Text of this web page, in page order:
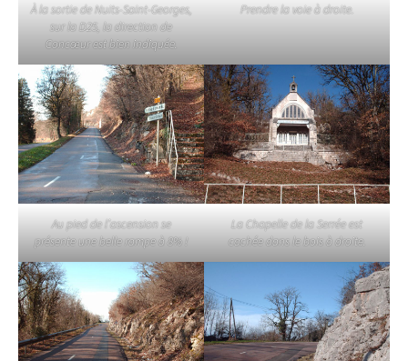
À la sortie de Nuits-Saint-Georges,
sur la D25, la direction de
Concœur est bien indiquée.
Prendre la voie à droite.
Au pied de l’ascension se
présente une belle rampe à 8% !
La Chapelle de la Serrée est
cachée dans le bois à droite.